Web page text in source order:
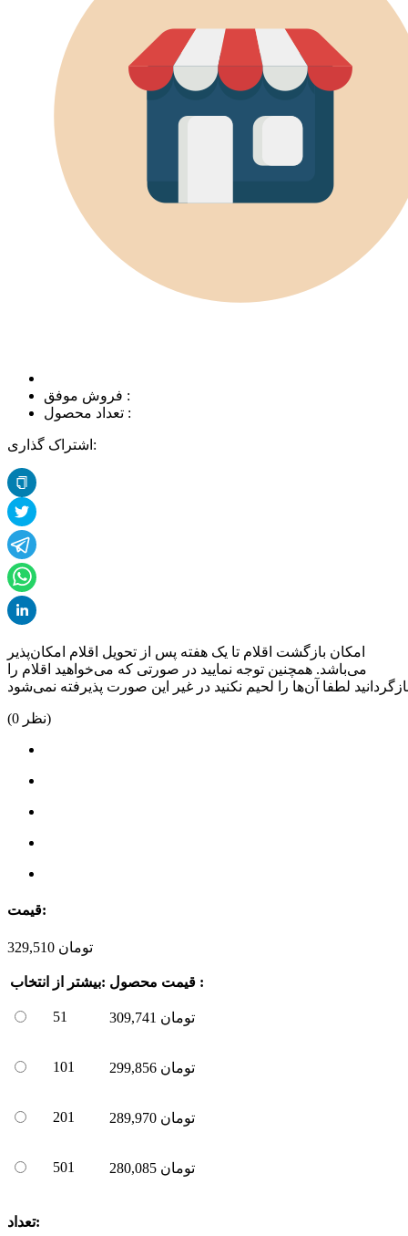
فروش موفق :
تعداد محصول :
اشتراک گذاری:
امکان بازگشت اقلام تا یک هفته پس از تحویل اقلام امکان‌پذیر
می‌باشد. همچنین توجه نمایید در صورتی که می‌خواهید اقلام را
(0 نظر)
قیمت:
329,510 تومان
انتخاب بیشتر از: قیمت محصول :
51 309,741 تومان
101 299,856 تومان
201 289,970 تومان
501 280,085 تومان
تعداد: